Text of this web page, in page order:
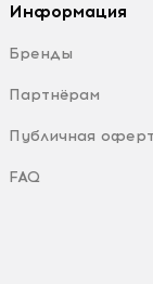
Информация
Бренды
Партнёрам
Публичная
FAQ